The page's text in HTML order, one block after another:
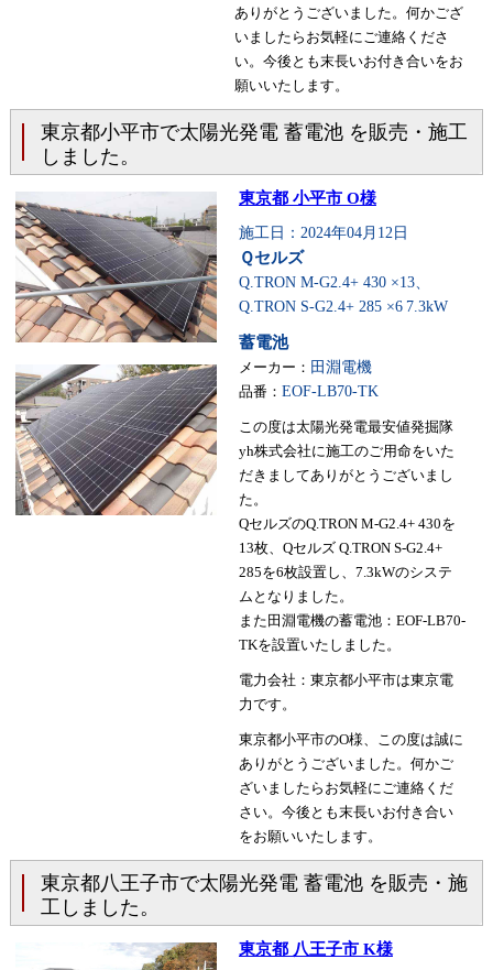
ありがとうございました。何かござ
いましたらお気軽にご連絡くださ
い。今後とも末長いお付き合いをお
願いいたします。
東京都小平市で太陽光発電 蓄電池 を販売・施工
しました。
東京都 小平市 O様
施工日：2024年04月12日
Ｑセルズ
Q.TRON M-G2.4+ 430 ×13、
Q.TRON S-G2.4+ 285 ×6 7.3kW
蓄電池
メーカー： 田淵電機
品番： EOF-LB70-TK
この度は太陽光発電最安値発掘隊
yh株式会社に施工のご用命をいた
だきましてありがとうございまし
た。
QセルズのQ.TRON M-G2.4+ 430を
13枚、Qセルズ Q.TRON S-G2.4+
285を6枚設置し、7.3kWのシステ
ムとなりました。
また田淵電機の蓄電池：EOF-LB70-
TKを設置いたしました。
電力会社：東京都小平市は東京電
力です。
東京都小平市のO様、この度は誠に
ありがとうございました。何かご
ざいましたらお気軽にご連絡くだ
さい。今後とも末長いお付き合い
をお願いいたします。
東京都八王子市で太陽光発電 蓄電池 を販売・施
工しました。
東京都 八王子市 K様